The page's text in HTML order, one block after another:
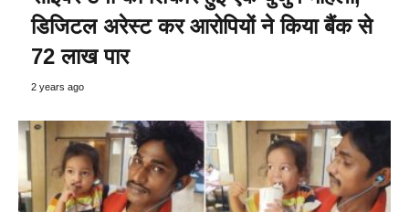
डिजिटल अरेस्ट कर आरोपियों ने किया बैंक से
72 लाख पार
2 years ago